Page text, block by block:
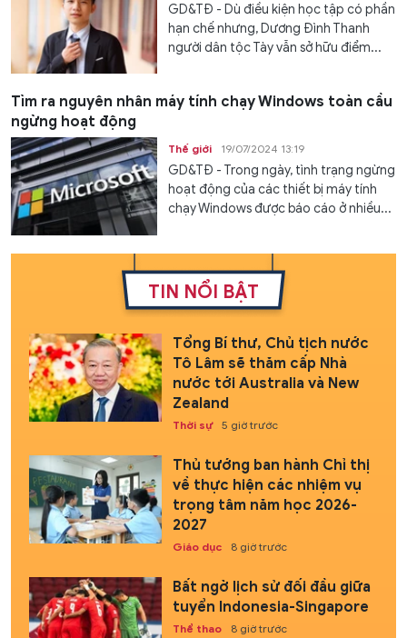
GD&TĐ - Dù điều kiện học tập có phần
hạn chế nhưng, Dương Đình Thanh
người dân tộc Tày vẫn sở hữu điểm...
Tìm ra nguyên nhân máy tính chạy Windows toàn cầu
ngừng hoạt động
Thế giới 19/07/2024 13:19
GD&TĐ - Trong ngày, tình trạng ngừng
hoạt động của các thiết bị máy tính
chạy Windows được báo cáo ở nhiều...
TIN NỔI BẬT
Tổng Bí thư, Chủ tịch nước
Tô Lâm sẽ thăm cấp Nhà
nước tới Australia và New
Zealand
Thời sự 5 giờ trước
Thủ tướng ban hành Chỉ thị
về thực hiện các nhiệm vụ
trọng tâm năm học 2026-
2027
Giáo dục 8 giờ trước
Bất ngờ lịch sử đối đầu giữa
tuyển Indonesia-Singapore
Thể thao 8 giờ trước